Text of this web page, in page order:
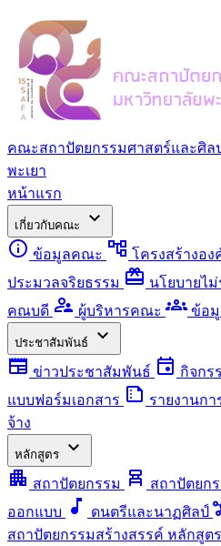
คณะสถาปัตยกรรมศาสตร์และศิล
พะเยา
หน้าแรก
เกี่ยวกับคณะ
expand_more
info ข้อมูลคณะ account_tree โครงสร้างอง
ประมวลจริยธรรม redeem นโยบายไ
คณบดี supervisor_account ผู้บริหารคณะ groups ข้อ
ประชาสัมพันธ์
expand_more
newspaper ข่าวประชาสัมพันธ์ event กิจกร
แบบฟอร์มเอกสาร summarize รายงานก
จ้าง
หลักสูตร
expand_more
apartment สถาปัตยกรรม chair_alt สถาปัตยก
ออกแบบ
music_note ดนตรีและนาฏศิลป์
สถาปัตยกรรมสร้างสรรค์ หลักสูต